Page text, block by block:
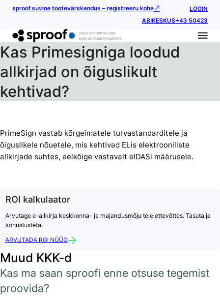
sproof suvine tootevärskendus – registreeru kohe
LOGIN
ABIKESKUS+43 50423
Kas Primesigniga loodud
allkirjad on õiguslikult
kehtivad?
PrimeSign vastab kõrgeimatele turvastandarditele ja
õiguslikele nõuetele, mis kehtivad ELis elektrooniliste
allkirjade suhtes, eelkõige vastavalt eIDASi määrusele.
ROI kalkulaator
Arvutage e-allkirja keskkonna- ja majandusmõju teie ettevõttes. Tasuta ja
kohustusteta.
ARVUTADA ROI NÜÜD
Muud KKK-d
Kas ma saan sproofi enne otsuse tegemist
proovida?